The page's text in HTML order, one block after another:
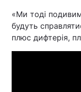
«Ми тоді
будуть
плюс дифтерія,